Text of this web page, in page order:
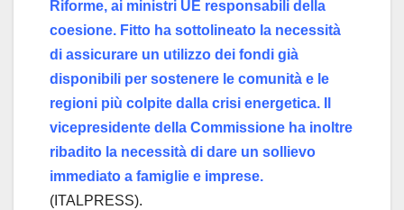
Riforme, ai ministri UE responsabili della
coesione. Fitto ha sottolineato la necessità
di assicurare un utilizzo dei fondi già
disponibili per sostenere le comunità e le
regioni più colpite dalla crisi energetica. Il
vicepresidente della Commissione ha inoltre
ribadito la necessità di dare un sollievo
immediato a famiglie e imprese.
(ITALPRESS).